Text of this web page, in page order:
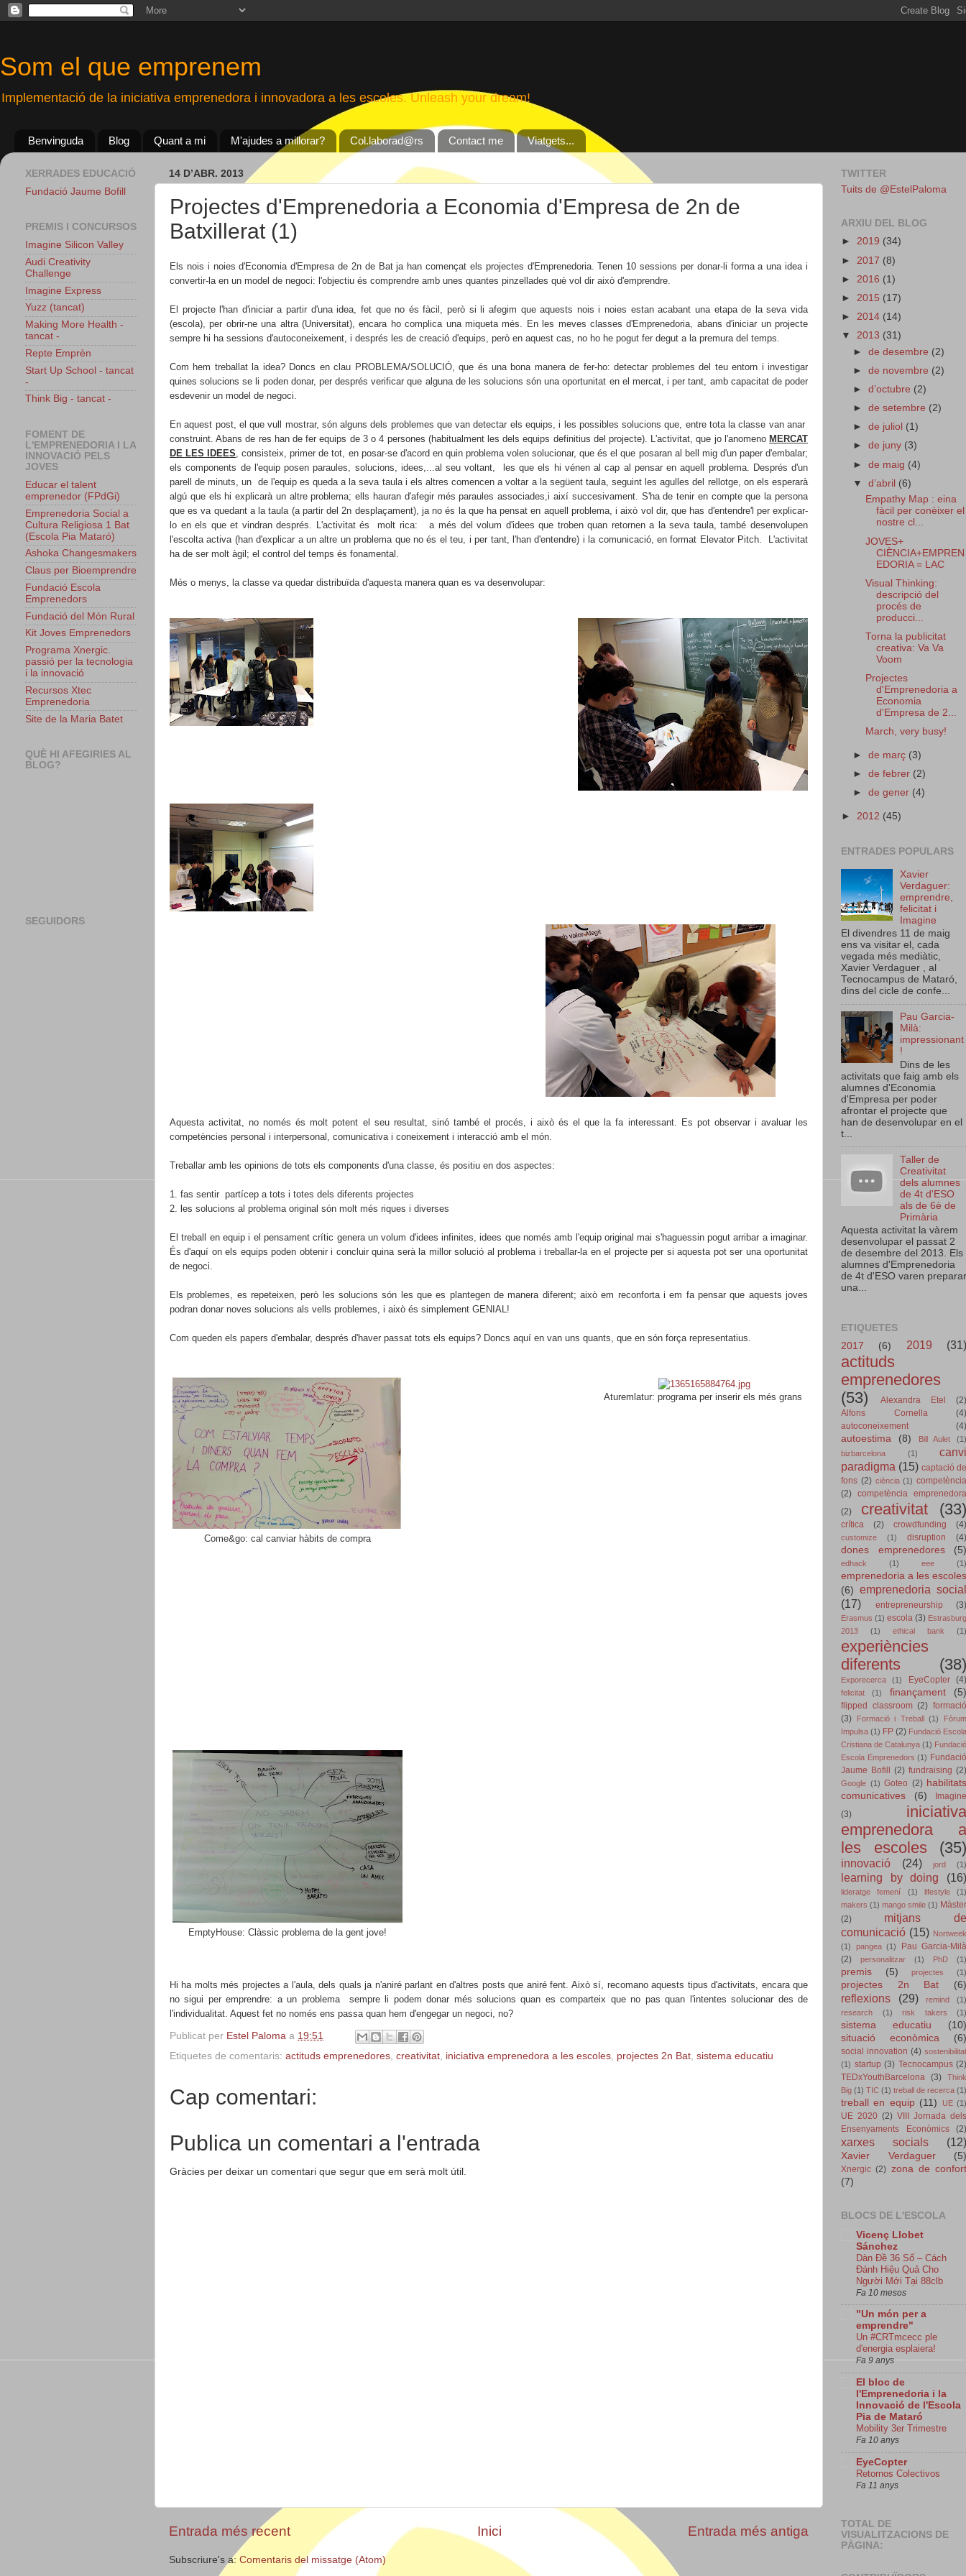
Som el que emprenem
Implementació de la iniciativa emprenedora i innovadora a les escoles. Unleash your dream!
Benvinguda Blog Quant a mi M'ajudes a millorar? Col.laborad@rs Contact me Viatgets...
14 D’ABR. 2013
Projectes d'Emprenedoria a Economia d'Empresa de 2n de
Batxillerat (1)
Els nois i noies d'Economia d'Empresa de 2n de Bat ja han començat els projectes d'Emprenedoria. Tenen 10 sessions per donar-li forma a una idea i
convertir-la en un model de negoci: l'objectiu és comprendre amb unes quantes pinzellades què vol dir això d'emprendre.
El projecte l'han d'iniciar a partir d'una idea, fet que no és fàcil, però si li afegim que aquests nois i noies estan acabant una etapa de la seva vida
(escola), per obrir-ne una altra (Universitat), encara ho complica una miqueta més. En les meves classes d'Emprenedoria, abans d'iniciar un projecte
sempre hi ha sessions d'autoconeixement, i després les de creació d'equips, però en aquest cas, no ho he pogut fer degut a la premura del temps.
Com hem treballat la idea? Doncs en clau PROBLEMA/SOLUCIÓ, que és una bona manera de fer-ho: detectar problemes del teu entorn i investigar
quines solucions se li poden donar, per després verificar que alguna de les solucions són una oportunitat en el mercat, i per tant, amb capacitat de poder
esdevenir un model de negoci.
En aquest post, el que vull mostrar, són alguns dels problemes que van detectar els equips, i les possibles solucions que, entre tota la classe van anar
construint. Abans de res han de fer equips de 3 o 4 persones (habitualment les dels equips definitius del projecte). L'activitat, que jo l'anomenoMERCAT
DE LES IDEES , consisteix, primer de tot, en posar-se d'acord en quin problema volen solucionar, que és el que posaran al bell mig d'un paper d'embalar;
els components de l'equip posen paraules, solucions, idees,...al seu voltant, les que els hi vénen al cap al pensar en aquell problema. Després d'un
parell de minuts, un de l'equip es queda a la seva taula i els altres comencen a voltar a la següent taula, seguint les agulles del rellotge, on els esperarà
algú que els hi explicarà un altre problema; ells hauran d'afegir més paraules associades,i així succesivament. S'ha de tenir en compte que la persona
que es va quedant a la taula (a partir del 2n desplaçament), ja no és la que ha pensat en aquell problema, i això vol dir, que has d'entendre'l per explicar-
lo en els que et vindran després. L'activitat és molt rica: a més del volum d'idees que troben quan retornen a la seva taula, també desenvolupen
l'escolta activa (han d'explicar a un altre un problema que no és el teu, i per tant, l'han d'entendre) i la comunicació, en format Elevator Pitch. L'activitat
ha de ser molt àgil; el control del temps és fonamental.
Més o menys, la classe va quedar distribuïda d'aquesta manera quan es va desenvolupar:
Aquesta activitat, no només és molt potent el seu resultat, sinó també el procés, i això és el que la fa interessant. Es pot observar i avaluar les
competències personal i interpersonal, comunicativa i coneixement i interacció amb el món.
Treballar amb les opinions de tots els components d'una classe, és positiu en dos aspectes:
1. fas sentir partícep a tots i totes dels diferents projectes
2. les solucions al problema original són molt més riques i diverses
El treball en equip i el pensament crític genera un volum d'idees infinites, idees que només amb l'equip original mai s'haguessin pogut arribar a imaginar.
És d'aquí on els equips poden obtenir i concluir quina serà la millor solució al problema i treballar-la en el projecte per si aquesta pot ser una oportunitat
de negoci.
Els problemes, es repeteixen, però les solucions són les que es plantegen de manera diferent; això em reconforta i em fa pensar que aquests joves
podran donar noves solucions als vells problemes, i això és simplement GENIAL!
Com queden els papers d'embalar, després d'haver passat tots els equips? Doncs aquí en van uns quants, que en són força representatius.
Come&go: cal canviar hàbits de compra
Aturemlatur: programa per inserir els més grans
EmptyHouse: Clàssic problema de la gent jove!
Hi ha molts més projectes a l'aula, dels qualsja n'aniré parlant en d'altres posts que aniré fent. Això sí, recomano aquests tipus d'activitats
encara que
no sigui per emprendre: aun problema sempre li podem donar més solucions quan es comparteix que no pas quan l'intentes solucionar des de
l'individualitat. Aquest fet no només ens passa quan hem d'engegar un negoci , no?
Publicat per Estel Paloma a 19:51
Etiquetes de comentaris: actituds emprenedores, creativitat, iniciativa emprenedora a les escoles, projectes 2n Bat, sistema educatiu
Cap comentari:
Publica un comentari a l'entrada
Gràcies per deixar un comentari que segur que em serà molt útil.
Entrada més recent Entrada més antiga
Inici
Subscriure's a: Comentaris del missatge (Atom)
XERRADES EDUCACIÓ
Fundació Jaume Bofill
PREMIS I CONCURSOS
Imagine Silicon Valley
Audi Creativity
Challenge
Imagine Express
Yuzz (tancat)
Making More Health -
tancat -
Repte Emprèn
Start Up School - tancat
-
Think Big - tancat -
FOMENT DE
L'EMPRENEDORIA I LA
INNOVACIÓ PELS
JOVES
Educar el talent
emprenedor (FPdGi)
Emprenedoria Social a
Cultura Religiosa 1 Bat
(Escola Pia Mataró)
Ashoka Changesmakers
Claus per Bioemprendre
Fundació Escola
Emprenedors
Fundació del Món Rural
Kit Joves Emprenedors
Programa Xnergic.
passió per la tecnologia
i la innovació
Recursos Xtec
Emprenedoria
Site de la Maria Batet
QUÈ HI AFEGIRIES AL
BLOG?
SEGUIDORS
TWITTER
Tuits de @EstelPaloma
ARXIU DEL BLOG
► 2019 (34)
► 2017 (8)
► 2016 (1)
► 2015 (17)
► 2014 (14)
▼ 2013 (31)
►de desembre (2)
►de novembre (2)
►d’octubre (2)
►de setembre (2)
►de juliol (1)
►de juny (3)
►de maig (4)
▼d’abril (6)
Empathy Map : eina
fàcil per conèixer el
nostre cl...
JOVES+
CIÈNCIA+EMPREN
EDORIA = LAC
Visual Thinking:
descripció del
procés de
producci...
Torna la publicitat
creativa: Va Va
Voom
Projectes
d'Emprenedoria a
Economia
d'Empresa de 2...
March, very busy!
►de març (3)
►de febrer (2)
►de gener (4)
► 2012 (45)
ENTRADES POPULARS
Xavier
Verdaguer:
emprendre,
felicitat i
Imagine
El divendres 11 de maig
ens va visitar el, cada
vegada més mediàtic,
Xavier Verdaguer , al
Tecnocampus de Mataró,
dins del cicle de confe...
Pau Garcia-
Milà:
impressionant
!
Dins de les
activitats que faig amb els
alumnes d'Economia
d'Empresa per poder
afrontar el projecte que
han de desenvolupar en el
t...
Taller de
Creativitat
dels alumnes
de 4t d'ESO
als de 6è de
Primària
Aquesta activitat la vàrem
desenvolupar el passat 2
de desembre del 2013. Els
alumnes d'Emprenedoria
de 4t d'ESO varen preparar
una...
ETIQUETES
2017
(6) 2019
actituds
emprenedores
(53)
Alexandra Etel
(2)
Alfons Cornella
(4)
autoconeixement
(4)
autoestima (8) Bill Aulet
(1)
bizbarcelona
(1)
canvi
paradigma (15) captació de
fons (2) ciència (1) competència
(2) competència emprenedora
(2)
creativitat (33)
crítica (2) crowdfunding (4)
customize (1) disruption (4)
dones emprenedores (5)
edhack (1) eee (1)
emprenedoria a les escoles
(6) emprenedoria social
(17)
entrepreneurship (3)
Erasmus (1) escola (3) Estrasburg
2013
(1) ethical bank (1)
experiències
diferents
(38)
Exporecerca (1) EyeCopter
felicitat (1) finançament
flipped classroom (2)
(3)
Formació i Treball (1)
Impulsa (1) FP (2) Fundació Escola
Cristiana de Catalunya (1) Fundació
Escola Emprenedors (1)
Jaume Bofill (2) fundraising (2)
Google (1) Goteo (2) habilitats
comunicatives
(6)
Imagine
(3)
iniciativa
emprenedora a
les escoles
(35)
innovació (24) jord
learning by doing
lideratge femení (1) lifestyle
(1)
makers (1) mango smile (1) Màster
(2)
mitjans de
comunicació (15) Nortweek
(1)
pangea (1)
Pau Garcia-Milà
(2)
personalitzar (1) PhD (1)
premis (5) projectes
projectes 2n Bat
reflexions (29) remind
research
(1) risk takers (1)
sistema educatiu
(10)
situació econòmica
(6)
social innovation (4) sostenibilitat
(1) startup (3) Tecnocampus (2)
TEDxYouthBarcelona
(3)
Think
Big (1) TIC (1) treball de recerca (1)
treball en equip (11) UE
UE 2020 (2) VIII Jornada dels
Ensenyaments Econòmics
(2)
xarxes socials (12)
Xavier Verdaguer (5)
Xnergic (2) zona de confort
(7)
BLOCS DE L'ESCOLA
Vicenç Llobet
Sánchez
Dàn Đề 36 Số – Cách
Đánh Hiệu Quả Cho
Người Mới Tại 88clb
Fa 10 mesos
"Un món per a
emprendre"
Un #CRTmcecc ple
d'energia esplaiera!
Fa 9 anys
El bloc de
l'Emprenedoria i la
Innovació de l'Escola
Pia de Mataró
Mobility 3er Trimestre
Fa 10 anys
EyeCopter
Retornos Colectivos
Fa 11 anys
TOTAL DE
VISUALITZACIONS DE
PÀGINA: